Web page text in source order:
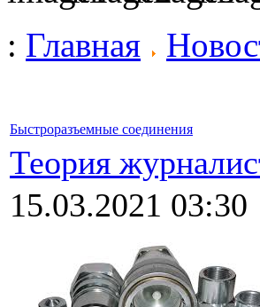
: Главная
Быстроразъемные соединения
Теория
15.03.2021 03:30